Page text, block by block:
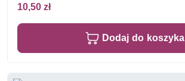
10,50 zł
Dodaj do koszyka